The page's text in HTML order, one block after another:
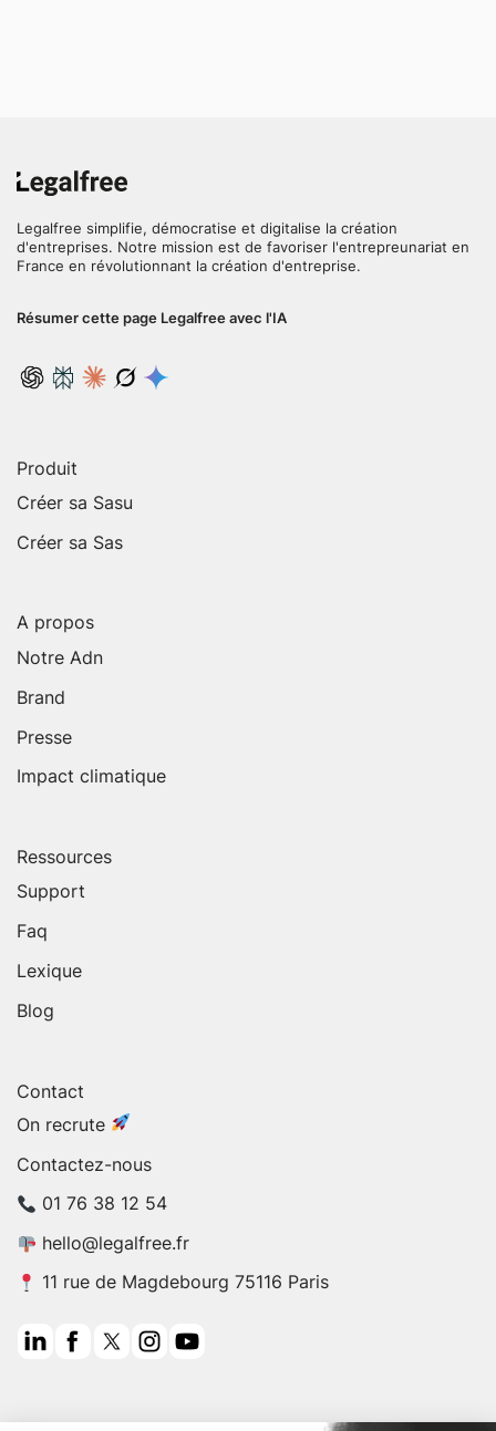
Legalfree simplifie, démocratise et digitalise la création
d'entreprises. Notre mission est de favoriser l'entrepreunariat en
France en révolutionnant la création d'entreprise.
Résumer cette page Legalfree avec l'IA
Produit
Créer sa Sasu
Créer sa Sas
A propos
Notre Adn
Brand
Presse
Impact climatique
Ressources
Support
Faq
Lexique
Blog
Contact
On recrute
Contactez-nous
01 76 38 12 54
hello@legalfree.fr
11 rue de Magdebourg 75116 Paris